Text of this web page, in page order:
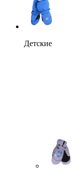
Детские